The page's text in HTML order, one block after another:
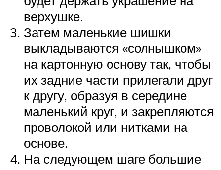
верхушке.
Затем маленькие шишки
выкладываются «солнышком»
на картонную основу так, чтобы
их задние части прилегали друг
к другу, образуя в середине
маленький круг, и закрепляются
проволокой или нитками на
основе.
На следующем шаге большие